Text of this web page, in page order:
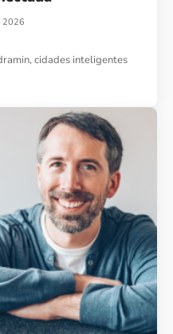
2026
cidades inteligentes